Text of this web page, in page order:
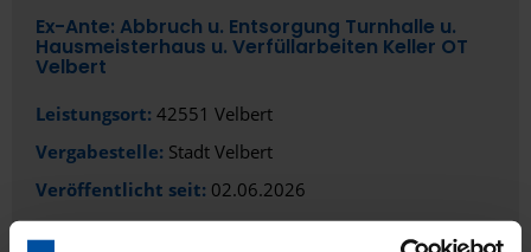
Ex-Ante: Abbruch u. Entsorgung Turnhalle u.
Hausmeisterhaus u. Verfüllarbeiten Keller OT
Velbert
Leistungsort: 42551 Velbert
Vergabestelle: Stadt Velbert
Veröffentlicht seit: 02.06.2026